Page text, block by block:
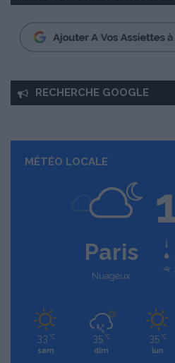
RECHERCHE GOOGLE
MÉTÉO LOCALE
Paris
Nuageux
33 ℃
sam
35 ℃
dim
35 ℃
lun